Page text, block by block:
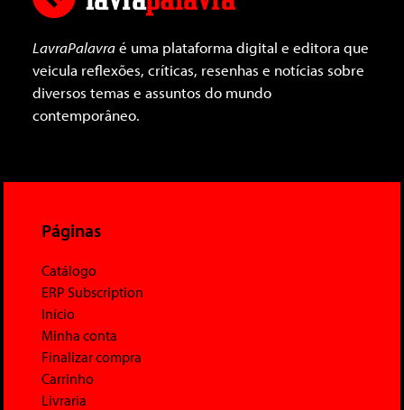
LavraPalavraé uma plataforma digital e editora que
veicula reflexões, críticas, resenhas e notícias sobre
diversos temas e assuntos do mundo
contemporâneo.
Páginas
Catálogo
ERP Subscription
Início
Minha conta
Finalizar compra
Carrinho
Livraria